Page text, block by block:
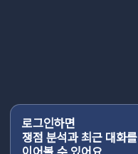
로그인하면
쟁점 분석과 최근 대화를